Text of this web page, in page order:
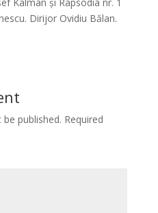
Dirijor Ovidiu Bălan.
published. Required